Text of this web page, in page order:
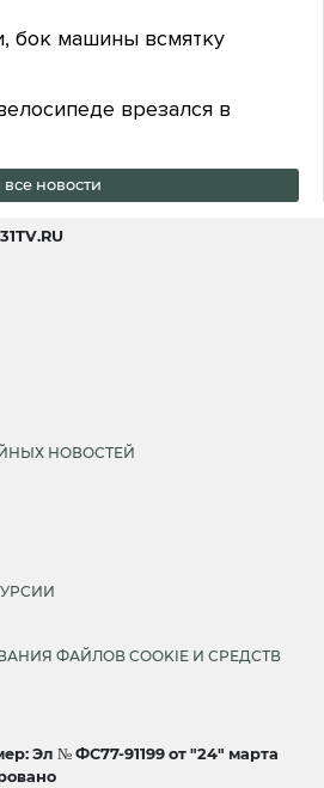
бок машины всмятку
врезался в
все новости
31TV.RU
НОВОСТЕЙ
ФАЙЛОВ COOKIE И СРЕДСТВ
Эл № ФС77-91199 от "24" марта